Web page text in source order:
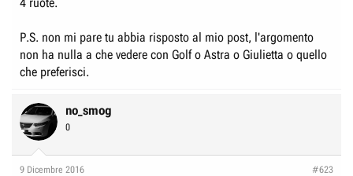
P.S. non mi pare tu abbia risposto al mio post, l'argomento
non ha nulla a che vedere con Golf o Astra o Giulietta o quello
che preferisci.
no_smog
0
9 Dicembre 2016 #623